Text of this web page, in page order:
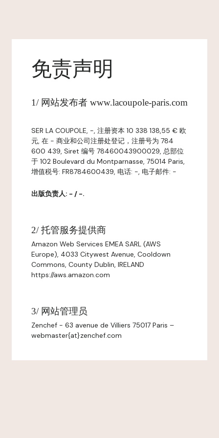
免责声明
1/ 网站发布者 www.lacoupole-paris.com
SER LA COUPOLE, -, 注册资本 10 338 138,55 € 欧
元, 在 - 商业和公司注册处登记，注册号为 784
600 439, Siret 编号 78460043900029, 总部位
于 102 Boulevard du Montparnasse, 75014 Paris,
增值税号: FR8784600439, 电话: -, 电子邮件: -
出版负责人: - / -.
2/ 托管服务提供商
Amazon Web Services EMEA SARL (AWS
Europe), 4033 Citywest Avenue, Cooldown
Commons, County Dublin, IRELAND
https://aws.amazon.com
3/ 网站管理员
Zenchef - 63 avenue de Villiers 75017 Paris –
webmaster{at}zenchef.com